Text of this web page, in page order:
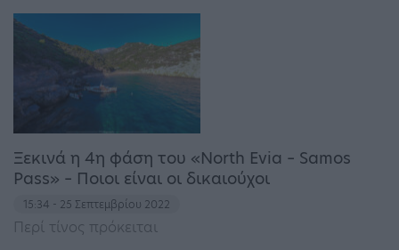
Ξεκινά η 4η φάση του «North Evia – Samos
Pass» – Ποιοι είναι οι δικαιούχοι
15:34 - 25 Σεπτεμβρίου 2022
Περί τίνος πρόκειται